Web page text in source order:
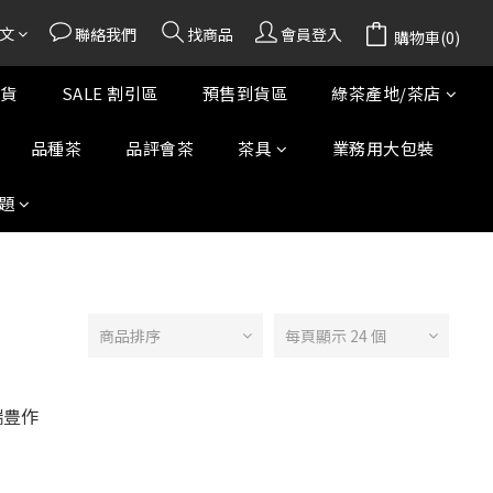
聯絡我們 找商品 會員登入 購物車(0)
SALE 割引區 預售到貨區 綠茶產地/茶店
品種茶 品評會茶 茶具 業務用大包裝
商品排序 每頁顯示 24 個